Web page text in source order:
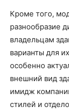
Кроме того,
разнообразие
владельцам
варианты для
особенно
внешний вид
имидж
стилей и